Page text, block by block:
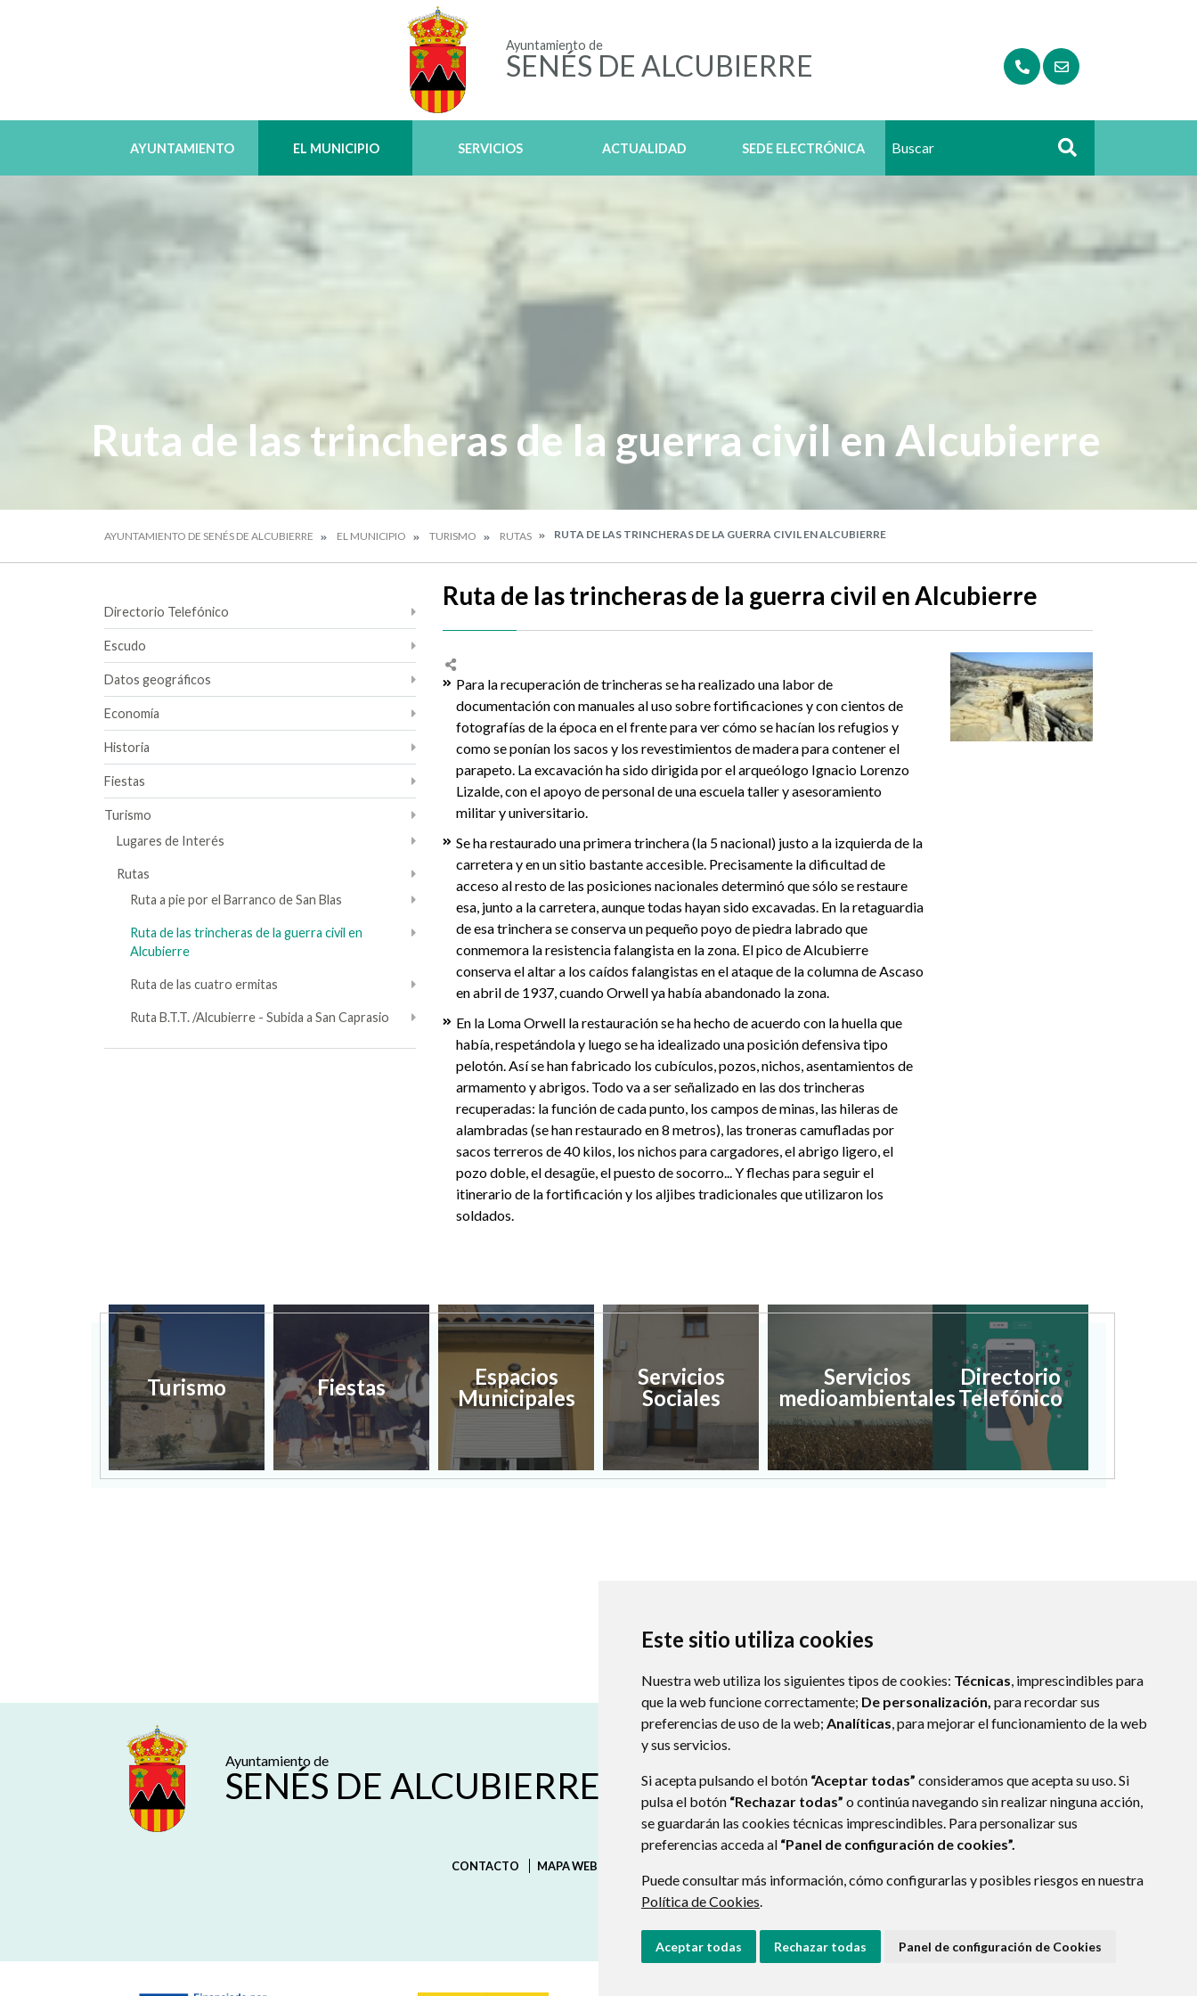
Este sitio utiliza cookies
Nuestra web utiliza los siguientes tipos de cookies: Técnicas, imprescindibles para
que la web funcione correctamente; De personalización, para recordar sus
preferencias de uso de la web; Analíticas, para mejorar el funcionamiento de la web
y sus servicios.
Si acepta pulsando el botón “Aceptar todas” consideramos que acepta su uso. Si
pulsa el botón “Rechazar todas” o continúa navegando sin realizar ninguna acción,
se guardarán las cookies técnicas imprescindibles. Para personalizar sus
preferencias acceda al “Panel de configuración de cookies”.
Puede consultar más información, cómo configurarlas y posibles riesgos en nuestra
Política de Cookies.
Aceptar todas Rechazar todas Panel de configuración de Cookies
Ayuntamiento de
SENÉS DE ALCUBIERRE
AYUNTAMIENTO EL MUNICIPIO SERVICIOS ACTUALIDAD SEDE ELECTRÓNICA Buscar
Ruta de las trincheras de la guerra civil en Alcubierre
AYUNTAMIENTO DE SENÉS DE ALCUBIERRE EL MUNICIPIO TURISMO RUTAS RUTA DE LAS TRINCHERAS DE LA GUERRA CIVIL EN ALCUBIERRE
Directorio Telefónico
Escudo
Datos geográficos
Economía
Historia
Fiestas
Turismo
Lugares de Interés
Rutas
Ruta a pie por el Barranco de San Blas
Ruta de las trincheras de la guerra civil en
Alcubierre
Ruta de las cuatro ermitas
Ruta B.T.T. /Alcubierre - Subida a San Caprasio
Ruta de las trincheras de la guerra civil en Alcubierre
Para la recuperación de trincheras se ha realizado una labor de
documentación con manuales al uso sobre fortificaciones y con cientos de
fotografías de la época en el frente para ver cómo se hacían los refugios y
como se ponían los sacos y los revestimientos de madera para contener el
parapeto. La excavación ha sido dirigida por el arqueólogo Ignacio Lorenzo
Lizalde, con el apoyo de personal de una escuela taller y asesoramiento
militar y universitario.
Se ha restaurado una primera trinchera (la 5 nacional) justo a la izquierda de la
carretera y en un sitio bastante accesible. Precisamente la dificultad de
acceso al resto de las posiciones nacionales determinó que sólo se restaure
esa, junto a la carretera, aunque todas hayan sido excavadas. En la retaguardia
de esa trinchera se conserva un pequeño poyo de piedra labrado que
conmemora la resistencia falangista en la zona. El pico de Alcubierre
conserva el altar a los caídos falangistas en el ataque de la columna de Ascaso
en abril de 1937, cuando Orwell ya había abandonado la zona.
En la Loma Orwell la restauración se ha hecho de acuerdo con la huella que
había, respetándola y luego se ha idealizado una posición defensiva tipo
pelotón. Así se han fabricado los cubículos, pozos, nichos, asentamientos de
armamento y abrigos. Todo va a ser señalizado en las dos trincheras
recuperadas: la función de cada punto, los campos de minas, las hileras de
alambradas (se han restaurado en 8 metros), las troneras camufladas por
sacos terreros de 40 kilos, los nichos para cargadores, el abrigo ligero, el
pozo doble, el desagüe, el puesto de socorro... Y flechas para seguir el
itinerario de la fortificación y los aljibes tradicionales que utilizaron los
soldados.
Turismo Fiestas
Espacios
Municipales
Servicios
Sociales
Servicios
medioambientales
Directorio
Telefónico
Ayuntamiento de
SENÉS DE ALCUBIERRE
974392014
974392014
aytosenes@monegros.net
CONTACTO MAPA WEB